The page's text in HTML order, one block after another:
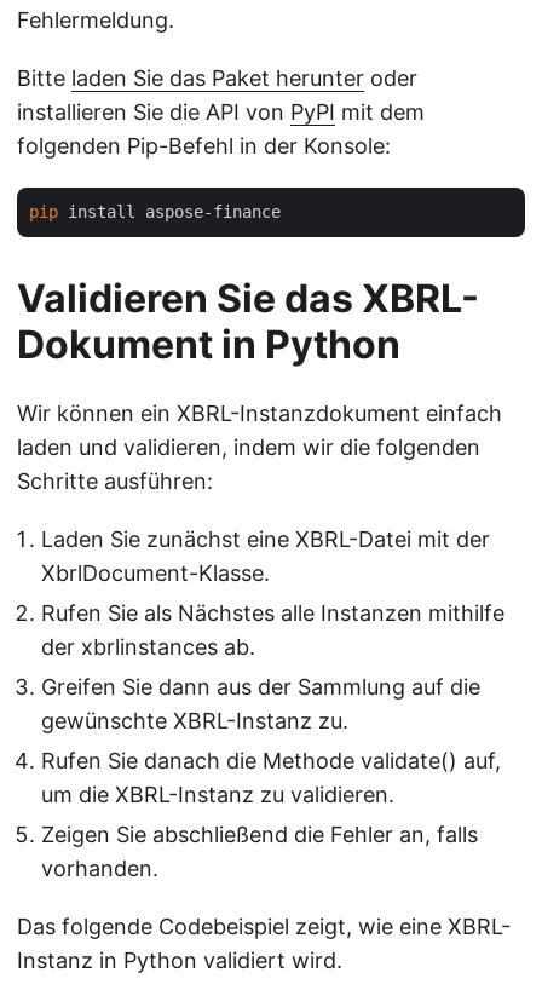
Fehlermeldung.
Bitte laden Sie das Paket herunter oder
installieren Sie die API von PyPI mit dem
folgenden Pip-Befehl in der Konsole:
pip
Validieren Sie das XBRL-
Dokument in Python
Wir können ein XBRL-Instanzdokument einfach
laden und validieren, indem wir die folgenden
Schritte ausführen:
Laden Sie zunächst eine XBRL-Datei mit der
XbrlDocument-Klasse.
Rufen Sie als Nächstes alle Instanzen mithilfe
der xbrlinstances ab.
Greifen Sie dann aus der Sammlung auf die
gewünschte XBRL-Instanz zu.
Rufen Sie danach die Methode validate() auf,
um die XBRL-Instanz zu validieren.
Zeigen Sie abschließend die Fehler an, falls
vorhanden.
Das folgende Codebeispiel zeigt, wie eine XBRL-
Instanz in Python validiert wird.